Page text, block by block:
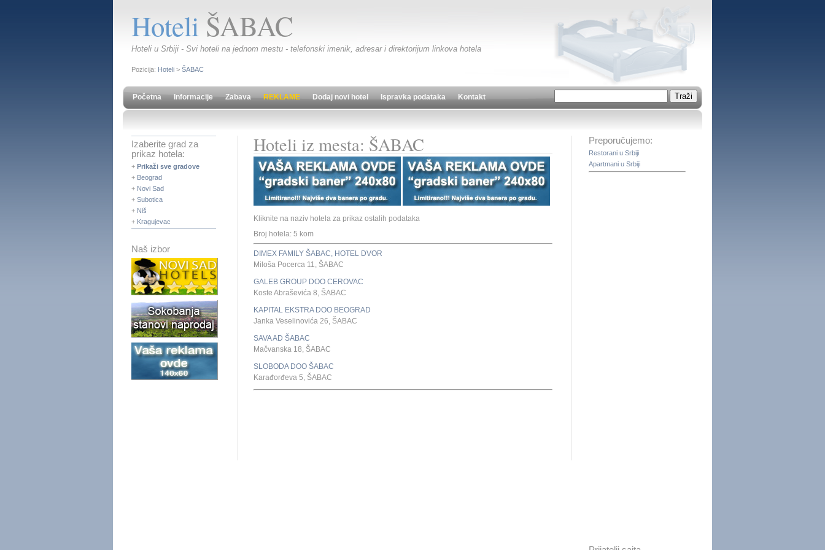
Hoteli ŠABAC
Hoteli u Srbiji - Svi hoteli na jednom mestu - telefonski imenik, adresar i direktorijum linkova hotela
Pozicija: Hoteli > ŠABAC
Početna Informacije Zabava REKLAME Dodaj novi hotel Ispravka podataka Kontakt
Izaberite grad za
prikaz hotela:
+ Prikaži sve gradove
+ Beograd
+ Novi Sad
+ Subotica
+ Niš
+ Kragujevac
Naš izbor
Hoteli iz mesta: ŠABAC
Kliknite na naziv hotela za prikaz ostalih podataka
Broj hotela: 5 kom
DIMEX FAMILY ŠABAC, HOTEL DVOR
Miloša Pocerca 11, ŠABAC
GALEB GROUP DOO CEROVAC
Koste Abraševića 8, ŠABAC
KAPITAL EKSTRA DOO BEOGRAD
Janka Veselinovića 26, ŠABAC
SAVA AD ŠABAC
Mačvanska 18, ŠABAC
SLOBODA DOO ŠABAC
Karađorđeva 5, ŠABAC
Preporučujemo:
Restorani u Srbiji
Apartmani u Srbiji